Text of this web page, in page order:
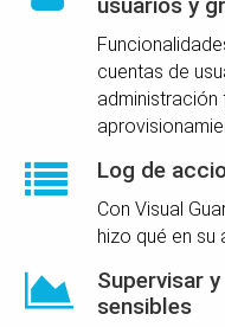
cuentas de
administración
Log de
Con Visual
hizo qué en su
Supervisar
sensibles